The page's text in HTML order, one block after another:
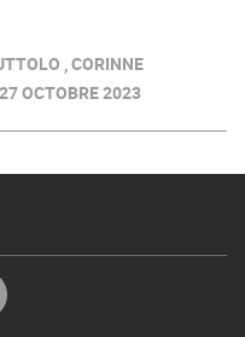
, CORINNE
OCTOBRE 2023